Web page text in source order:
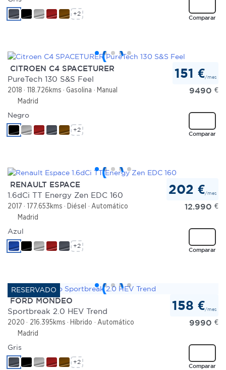
Comparar
+2
CITROEN C4 SPACETURER
PureTech 130 S&S Feel
2018 118.726kms Gasolina
Manual
Madrid
151 €/mes
9490 €
Comparar
Negro
+2
RENAULT ESPACE
1.6dCi TT Energy Zen EDC 160
2017 177.653kms Diésel
Automático
Madrid
202 €/mes
12.990 €
Comparar
Azul
+2
FORD MONDEO
Sportbreak 2.0 HEV Trend
2020 216.395kms Híbrido
Automático
Madrid
158 €/mes
9990 €
Comparar
Gris
+2